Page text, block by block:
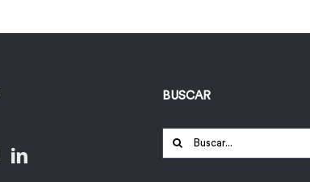
BUSCAR
Buscar: